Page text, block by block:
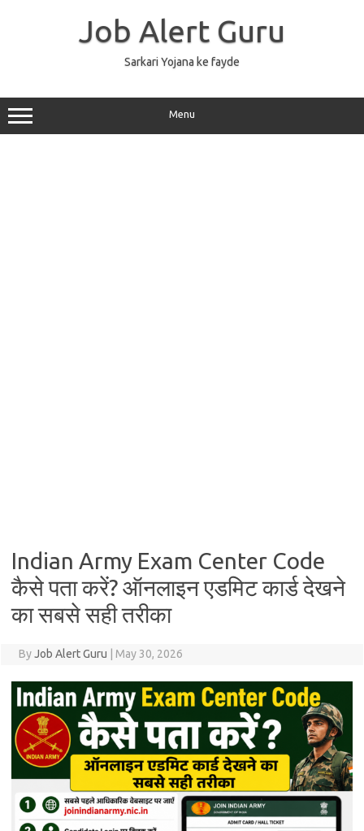
Job Alert Guru
Sarkari Yojana ke fayde
Menu
Indian Army Exam Center Code
कैसे पता करें? ऑनलाइन एडमिट कार्ड देखने
का सबसे सही तरीका
ByJob Alert Guru May 30, 2026